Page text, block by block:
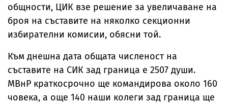
общности, ЦИК взе решение за увеличаване на
броя на съставите на няколко секционни
избирателни комисии, обясни той.
Към днешна дата общата численост на
съставите на СИК зад граница е 2507 души.
МВнР краткосрочно ще командирова около 160
човека, а още 140 наши колеги зад граница ще